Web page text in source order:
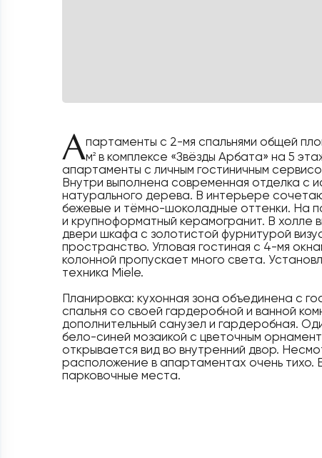
Апартаменты с 2-мя спальнями общей
м2 в комплексе «Звёзды Арбата» на 5
апартаменты с личным гостиничным
Внутри выполнена современная отделка с
натурального дерева. В интерьере
бежевые и тёмно-шоколадные оттенки. На
и крупноформатный керамогранит. В холле
двери шкафа с золотистой фурнитурой
пространство. Угловая гостиная с 4-мя
колонной пропускает много света.
техника Miele.
Планировка: кухонная зона объединена с
спальня со своей гардеробной и ванной
дополнительный санузел и гардеробная.
бело-синей мозаикой с цветочным
открывается вид во внутренний двор.
расположение в апартаментах очень тихо.
парковочные места.